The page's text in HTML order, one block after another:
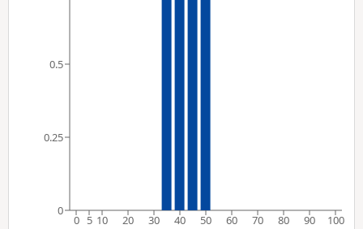
0 5 10 20 30 40 50 60 70 80 90 100
0
0.25
0.5